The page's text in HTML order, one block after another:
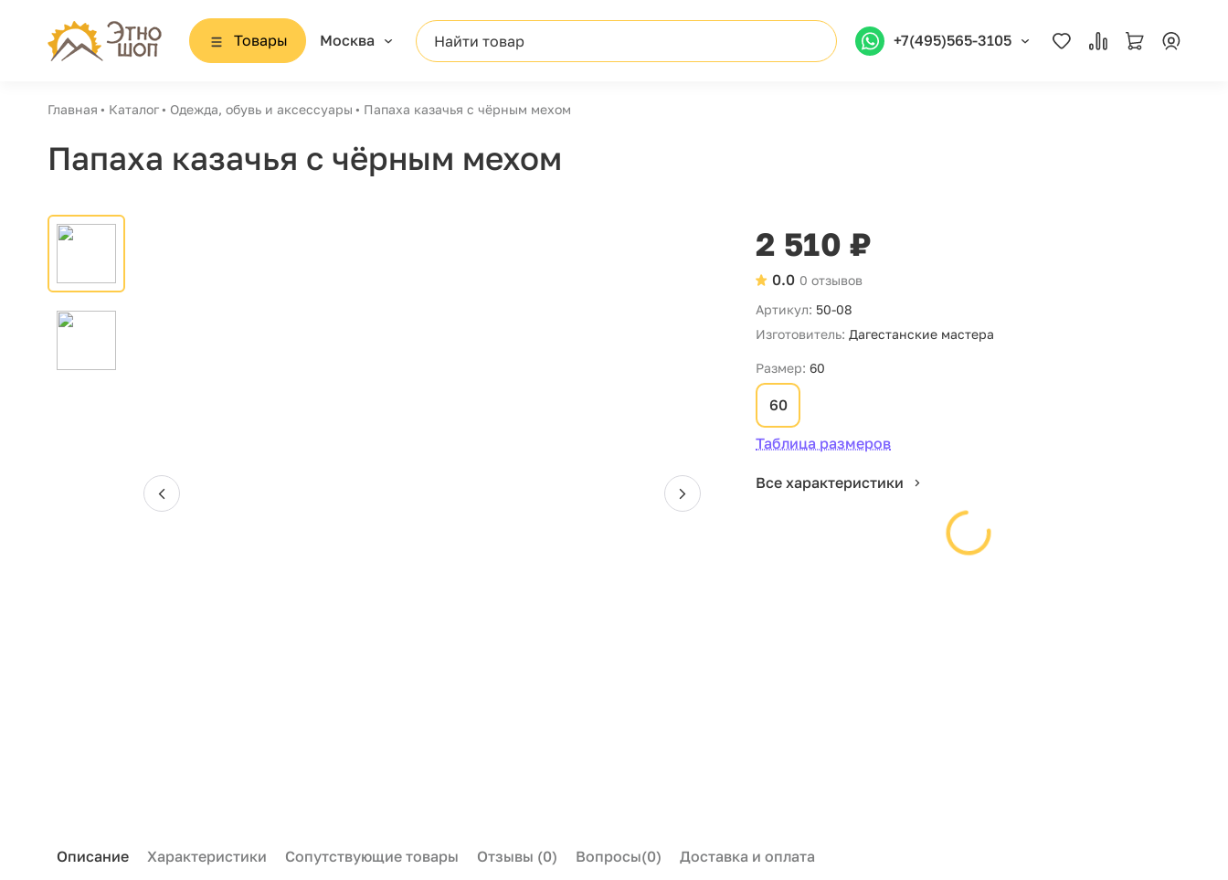
Товары Москва Найти товар +7(495)565-3105
Главная Каталог Одежда, обувь и аксессуары Папаха казачья с чёрным мехом
Папаха казачья с чёрным мехом
2 510 ₽
0 отзывов
0.0
Артикул: 50-08
Изготовитель: Дагестанские мастера
Размер: 60
60
Таблица размеров
Все характеристики
Описание Характеристики Сопутствующие товары Отзывы (0) Вопросы(0) Доставка и оплата